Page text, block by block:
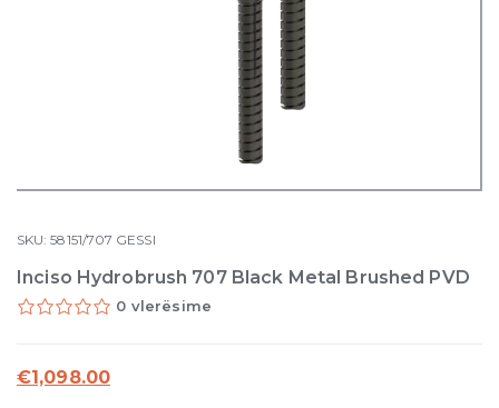
SKU:58151/707 GESSI
Inciso Hydrobrush 707 Black Metal Brushed PVD
0 vlerësime
€1,098.00